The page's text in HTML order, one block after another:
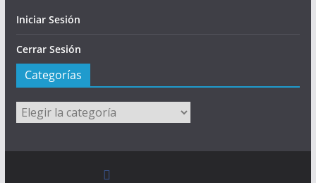
Iniciar Sesión
Cerrar Sesión
Categorías
Categorías